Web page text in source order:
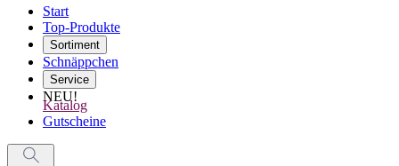
Start
Top-Produkte
Sortiment
Schnäppchen
Service
NEU!
Katalog
Gutscheine